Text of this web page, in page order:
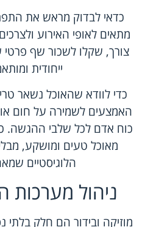
כדאי לבדוק מראש את
מתאים לאופי האירוע
צורך, שקלו לשכור שף פרטי
ייחודית
כדי לוודא שהאוכל נשאר
האמצעים לשמירה על חום או
כוח אדם לכל שלבי ההגשה.
מאוכל טעים ומושקע,
הלוגיסטיים
ניהול מערכות
מוזיקה ובידור הם חלק